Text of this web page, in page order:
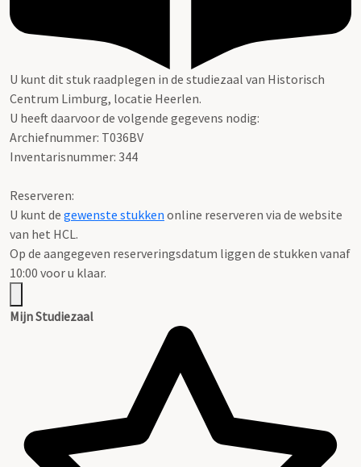
U kunt dit stuk raadplegen in de studiezaal van Historisch
Centrum Limburg, locatie Heerlen.
U heeft daarvoor de volgende gegevens nodig:
Archiefnummer: T036BV
Inventarisnummer: 344
Reserveren:
U kunt de gewenste stukken online reserveren via de website
van het HCL.
Op de aangegeven reserveringsdatum liggen de stukken vanaf
10:00 voor u klaar.
Mijn Studiezaal